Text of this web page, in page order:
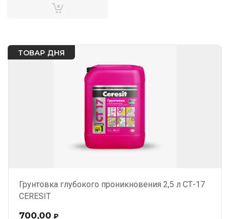
ТОВАР ДНЯ
Грунтовка глубокого проникновения 2,5 л СТ-17
CERESIT
700,00 ₽